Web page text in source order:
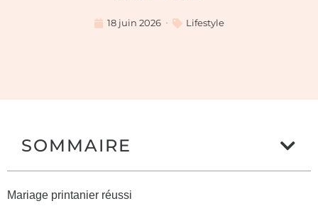
18 juin 2026 Lifestyle
SOMMAIRE
Mariage printanier réussi